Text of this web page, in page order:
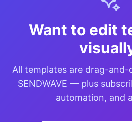
Want to edit
All templates are drag-and-
SENDWAVE — plus
automation, and